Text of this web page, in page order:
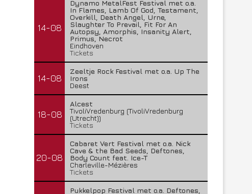
14-08
Dynamo MetalFest Festival met o.a.
In Flames, Lamb Of God, Testament,
Overkill, Death Angel, Urne,
Slaughter To Prevail, Fit For An
Autopsy, Amorphis, Insanity Alert,
Primus, Necrot
Eindhoven
Tickets
14-08
Zeeltje Rock Festival met o.a. Up The
Irons
Deest
18-08
Alcest
TivoliVredenburg (TivoliVredenburg
(Utrecht))
Tickets
20-08
Cabaret Vert Festival met o.a. Nick
Cave & the Bad Seeds, Deftones,
Body Count feat. Ice-T
Charleville-Mézières
Tickets
Pukkelpop Festival met o.a. Deftones,